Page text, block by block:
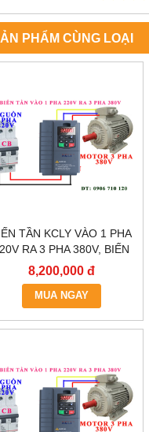
PHẨM CÙNG LOẠI
TẦN KCLY VÀO 1 PHA
RA 3 PHA 380V, BIẾN
KCLY KOC600-011GT3-
B
8,200,000 đ
MUA NGAY